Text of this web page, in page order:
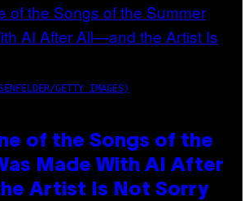
GETTY IMAGES)
of the Songs of the
Made With AI After
Artist Is Not Sorry